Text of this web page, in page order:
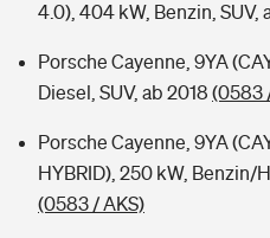
4.0), 404 kW, Benzin, SUV,
Porsche Cayenne, 9YA
Diesel, SUV, ab 2018 (0583
Porsche Cayenne, 9YA
HYBRID), 250 kW, Benzin/
(0583 / AKS)